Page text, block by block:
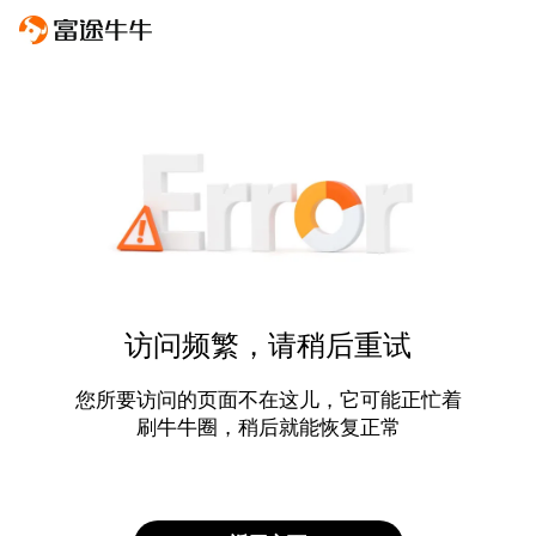
访问频繁，请稍后重试
您所要访问的页面不在这儿，它可能正忙着
刷牛牛圈，稍后就能恢复正常